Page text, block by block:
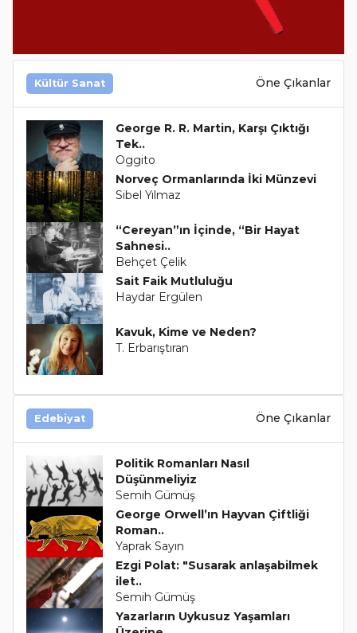
Kültür Sanat Öne Çıkanlar
George R. R. Martin, Karşı Çıktığı
Tek..
Oggito
Norveç Ormanlarında İki Münzevi
Sibel Yılmaz
“Cereyan”ın İçinde, “Bir Hayat
Sahnesi..
Behçet Çelik
Sait Faik Mutluluğu
Haydar Ergülen
Kavuk, Kime ve Neden?
T. Erbarıştıran
Edebiyat Öne Çıkanlar
Politik Romanları Nasıl
Düşünmeliyiz
Semih Gümüş
George Orwell’ın Hayvan Çiftliği
Roman..
Yaprak Sayın
Ezgi Polat: "Susarak anlaşabilmek
ilet..
Semih Gümüş
Yazarların Uykusuz Yaşamları